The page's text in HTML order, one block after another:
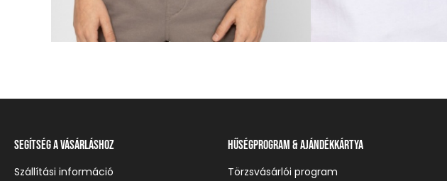
Segítség a vásárláshoz
Szállítási információ
Hűségprogram & Ajándékkártya
Törzsvásárlói program